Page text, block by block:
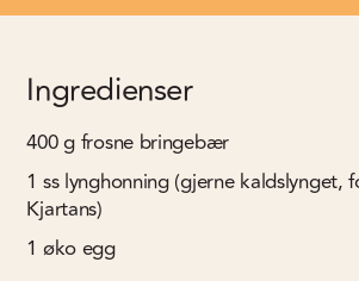
Ingredienser
400gfrosne bringebær
1 ss lynghonning (gjerne kaldslynget,
Kjartans)
1 øko egg